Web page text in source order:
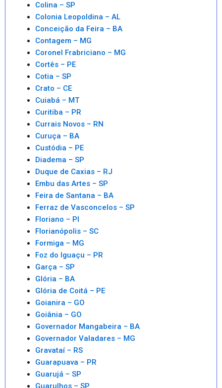
Colina – SP
Colonia Leopoldina – AL
Conceição da Feira – BA
Contagem – MG
Coronel Frabriciano – MG
Cortês – PE
Cotia – SP
Crato – CE
Cuiabá – MT
Curitiba – PR
Currais Novos – RN
Curuça – BA
Custódia – PE
Diadema – SP
Duque de Caxias – RJ
Embu das Artes – SP
Feira de Santana – BA
Ferraz de Vasconcelos – SP
Floriano – PI
Florianópolis – SC
Formiga – MG
Foz do Iguaçu – PR
Garça – SP
Glória – BA
Glória de Coitá – PE
Goianira – GO
Goiânia – GO
Governador Mangabeira – BA
Governador Valadares – MG
Gravataí – RS
Guarapuava – PR
Guarujá – SP
Guarulhos – SP